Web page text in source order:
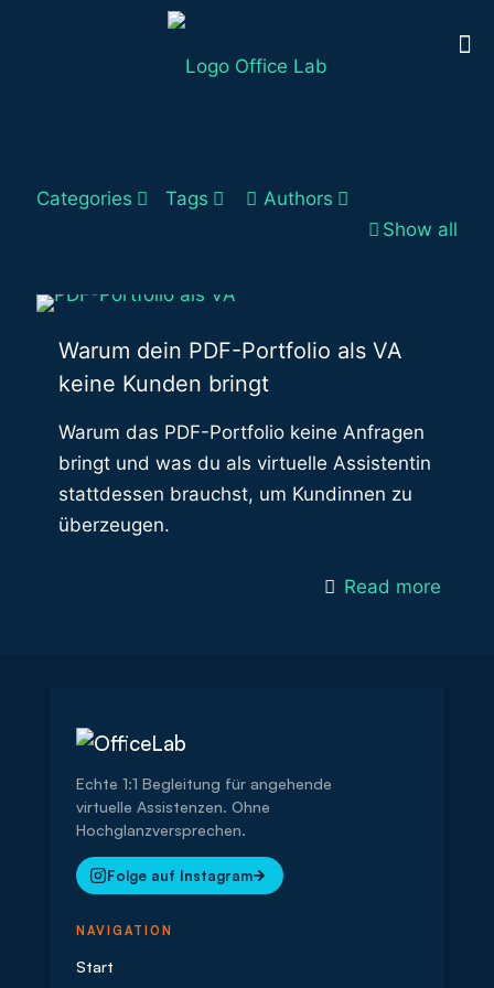
Categories Tags
Authors
Show all
Warum dein PDF-Portfolio als VA
keine Kunden bringt
Warum das PDF-Portfolio keine Anfragen
bringt und was du als virtuelle Assistentin
stattdessen brauchst, um Kundinnen zu
überzeugen.
Read more
Echte 1:1 Begleitung für angehende
virtuelle Assistenzen. Ohne
Hochglanzversprechen.
Folge auf Instagram
NAVIGATION
Start